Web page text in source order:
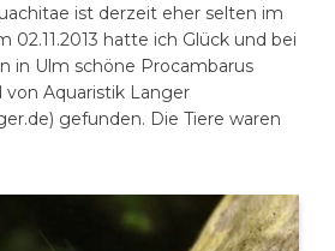
ist derzeit eher selten im
02.11.2013 hatte ich Glück und bei
in Ulm schöne Procambarus
Aquaristik Langer
gefunden. Die Tiere waren